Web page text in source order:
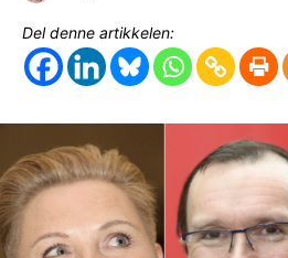
Del denne artikkelen: